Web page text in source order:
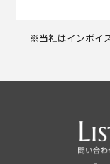
※当社はインボイ